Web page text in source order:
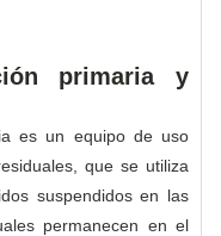
primaria y
es un equipo de uso
que se utiliza
suspendidos en las
permanecen en el